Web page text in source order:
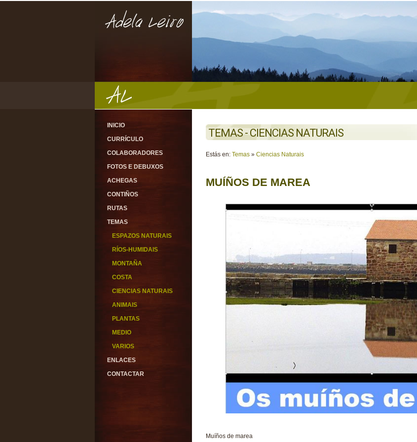
INICIO
CURRÍCULO
COLABORADORES
FOTOS E DEBUXOS
ACHEGAS
CONTIÑOS
RUTAS
TEMAS
ESPAZOS NATURAIS
RÍOS-HUMIDAIS
MONTAÑA
COSTA
CIENCIAS NATURAIS
ANIMAIS
PLANTAS
MEDIO
VARIOS
ENLACES
CONTACTAR
TEMAS - CIENCIAS NATURAIS
Estás en: Temas » Ciencias Naturais
MUÍÑOS DE MAREA
Muíños de marea